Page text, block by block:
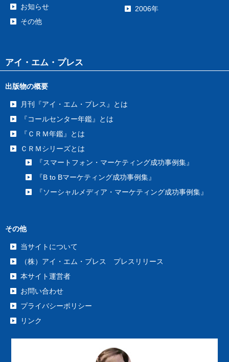
お知らせ
その他
2006年
アイ・エム・プレス
出版物の概要
月刊『アイ・エム・プレス』とは
『コールセンター年鑑』とは
『ＣＲＭ年鑑』とは
ＣＲＭシリーズとは
『スマートフォン・マーケティング成功事例集』
『B to Bマーケティング成功事例集』
『ソーシャルメディア・マーケティング成功事例集』
その他
当サイトについて
（株）アイ・エム・プレス プレスリリース
本サイト運営者
お問い合わせ
プライバシーポリシー
リンク